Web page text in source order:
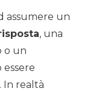
assumere un
, una
o un
essere
In realtà